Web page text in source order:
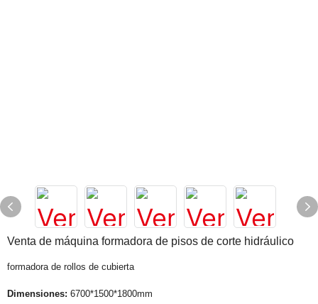
Venta de máquina formadora de pisos de corte hidráulico
formadora de rollos de cubierta
Dimensiones: 6700*1500*1800mm